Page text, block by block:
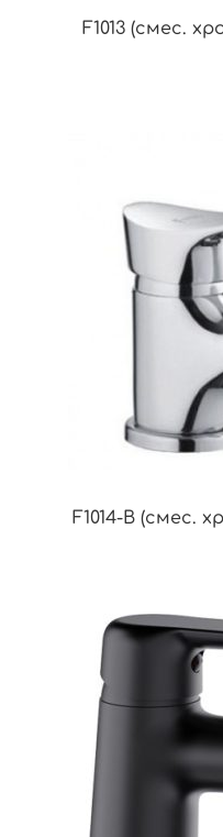
F1013 (смес.
F1014-B (смес.